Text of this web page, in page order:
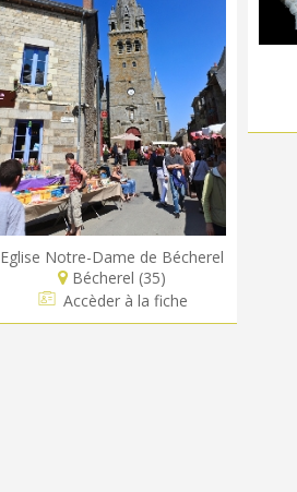
Eglise Notre-Dame de Bécherel
Bécherel (35)
Accèder à la fiche